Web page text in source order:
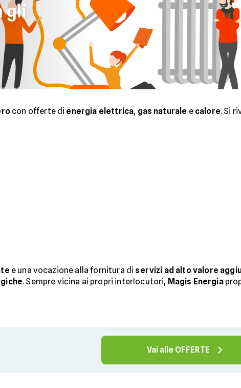
gli
con offerte di energia elettrica, gas naturale e calore. Si
e una vocazione alla fornitura di servizi ad alto valore
. Sempre vicina ai propri interlocutori, Magis Energia
Vai alle OFFERTE